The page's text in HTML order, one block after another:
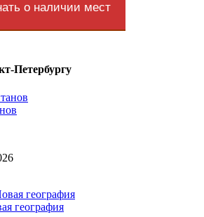
о наличии мест
Петербургу
география